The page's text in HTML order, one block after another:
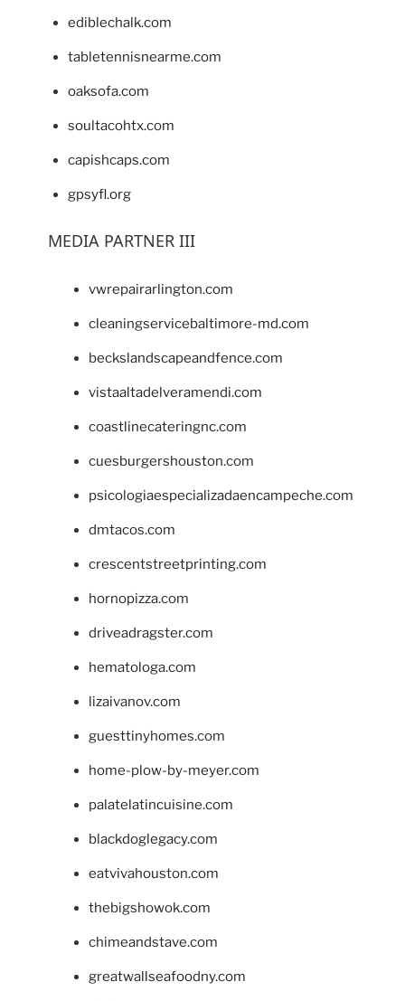
ediblechalk.com
tabletennisnearme.com
oaksofa.com
soultacohtx.com
capishcaps.com
gpsyfl.org
MEDIA PARTNER III
vwrepairarlington.com
cleaningservicebaltimore-md.com
beckslandscapeandfence.com
vistaaltadelveramendi.com
coastlinecateringnc.com
cuesburgershouston.com
psicologiaespecializadaencampeche.com
dmtacos.com
crescentstreetprinting.com
hornopizza.com
driveadragster.com
hematologa.com
lizaivanov.com
guesttinyhomes.com
home-plow-by-meyer.com
palatelatincuisine.com
blackdoglegacy.com
eatvivahouston.com
thebigshowok.com
chimeandstave.com
greatwallseafoodny.com